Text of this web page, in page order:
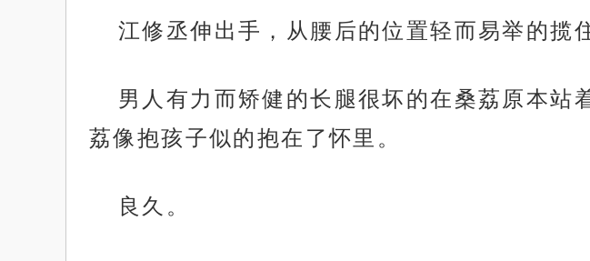
江修丞伸出手，从腰后的位置轻而易举的揽
男人有力而矫健的长腿很坏的在桑荔原本站
荔像抱孩子似的抱在了怀里。
良久。